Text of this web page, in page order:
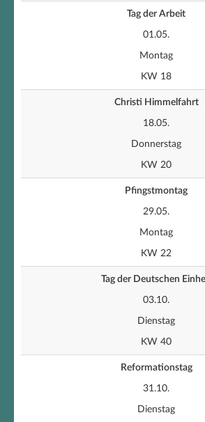
Tag der Arbeit
01.05.
Montag
KW 18
Christi Himmelfahrt
18.05.
Donnerstag
KW 20
Pfingstmontag
29.05.
Montag
KW 22
Tag der Deutschen
03.10.
Dienstag
KW 40
Reformationstag
31.10.
Dienstag